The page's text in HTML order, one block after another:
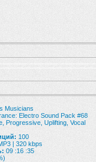
Musicians
Electro Sound Pack #68
Progressive, Uplifting, Vocal
100
| 320 kbps
09 :16 :35